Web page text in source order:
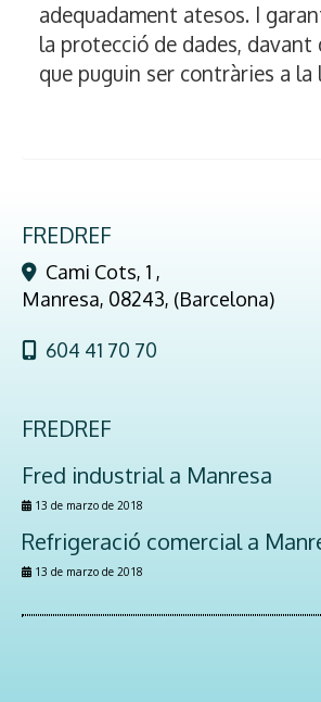
adequadament atesos. I
la protecció de dades, davant
que puguin ser contràries a la
FREDREF
Cami Cots, 1 ,
Manresa, 08243, (Barcelona)
604 41 70 70
FREDREF
Fred industrial a Manresa
13 de marzo de 2018
Refrigeració comercial a
13 de marzo de 2018